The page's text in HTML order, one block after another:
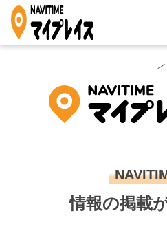
情報の掲載